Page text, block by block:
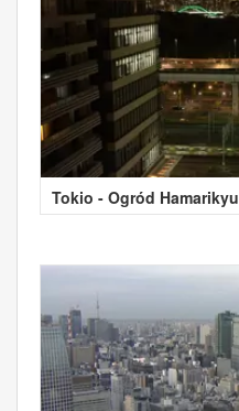
Tokio - Ogród Hamarikyu